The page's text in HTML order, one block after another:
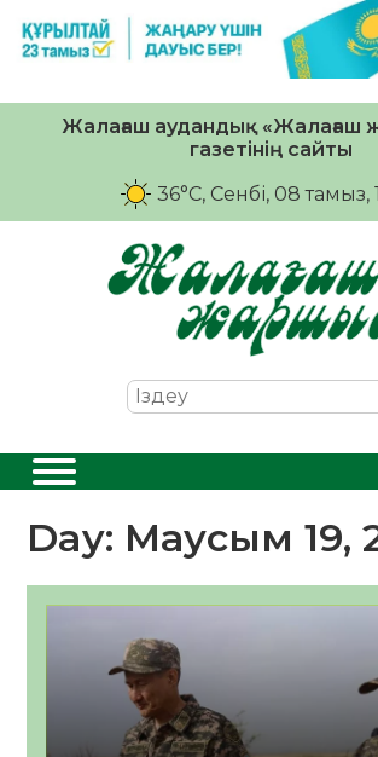
Жалағаш аудандық «Жалағаш
газетінің сайты
36°C, Сенбі, 08 тамыз,
Day: Маусым 19,